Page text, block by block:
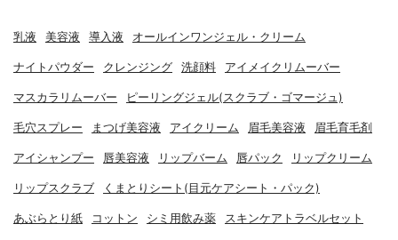
乳液 美容液 導入液 オールインワンジェル・クリーム
ナイトパウダー クレンジング 洗顔料 アイメイクリムーバー
マスカラリムーバー ピーリングジェル(スクラブ・ゴマージュ)
毛穴スプレー まつげ美容液 アイクリーム 眉毛美容液 眉毛育毛剤
アイシャンプー 唇美容液 リップバーム 唇パック リップクリーム
リップスクラブ くまとりシート(目元ケアシート・パック)
あぶらとり紙 コットン シミ用飲み薬 スキンケアトラベルセット